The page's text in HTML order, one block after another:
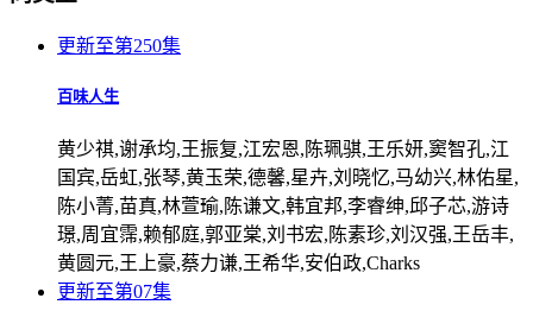
更新至第250集
百味人生
黄少祺,谢承均,王振复,江宏恩,陈珮骐,王乐妍,窦智孔,江
国宾,岳虹,张琴,黄玉荣,德馨,星卉,刘晓忆,马幼兴,林佑星,
陈小菁,苗真,林萱瑜,陈谦文‬,韩宜邦,李睿绅,邱子芯,游诗
璟,周宜霈,赖郁庭,郭亚棠,刘书宏,陈素珍,刘汉强,王岳丰,
黄圆元,王上豪,蔡力谦,王希华,安伯政,Charks
更新至第07集